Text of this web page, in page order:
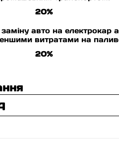
20%
авто на електрокар
витратами на
20%